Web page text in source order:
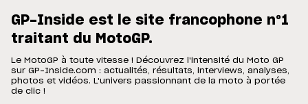
GP-Inside est le site francophone n°1
traitant du MotoGP.
Le MotoGP à toute vitesse ! Découvrez l'intensité du Moto GP
sur GP-Inside.com : actualités, résultats, interviews, analyses,
photos et vidéos. L'univers passionnant de la moto à portée
de clic !